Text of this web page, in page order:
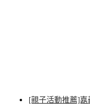
[親子活動推薦]